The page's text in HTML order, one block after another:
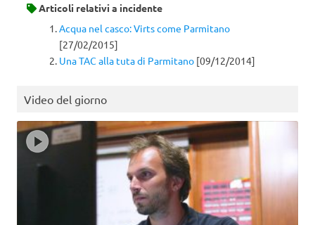
Articoli relativi a incidente
Acqua nel casco: Virts come Parmitano
[27/02/2015]
Una TAC alla tuta di Parmitano [09/12/2014]
Video del giorno